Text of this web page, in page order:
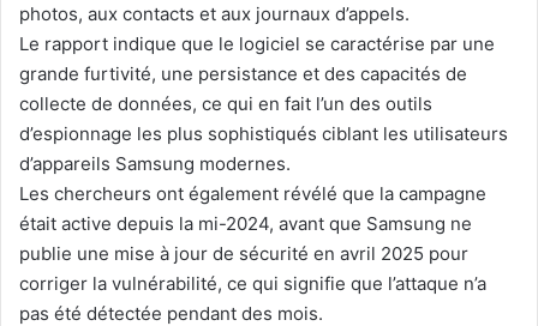
photos, aux contacts et aux journaux d’appels.
Le rapport indique que le logiciel se caractérise par une
grande furtivité, une persistance et des capacités de
collecte de données, ce qui en fait l’un des outils
d’espionnage les plus sophistiqués ciblant les utilisateurs
d’appareils Samsung modernes.
Les chercheurs ont également révélé que la campagne
était active depuis la mi-2024, avant que Samsung ne
publie une mise à jour de sécurité en avril 2025 pour
corriger la vulnérabilité, ce qui signifie que l’attaque n’a
pas été détectée pendant des mois.